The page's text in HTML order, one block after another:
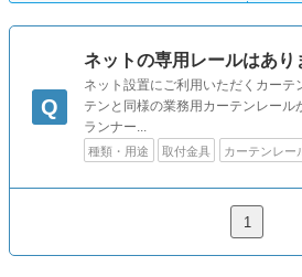
Q
ネットの専用レールはあり
ネット設置にご利用いただくカーテ
テンと同様の業務用カーテンレール
ランナー...
種類・用途 取付金具 カーテンレー
1